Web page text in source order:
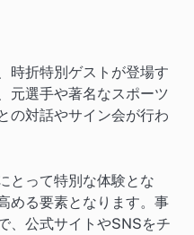
時折特別ゲストが登場す
元選手や著名なスポーツ
の対話やサイン会が行わ
とって特別な体験とな
める要素となります。事
、公式サイトやSNSをチ